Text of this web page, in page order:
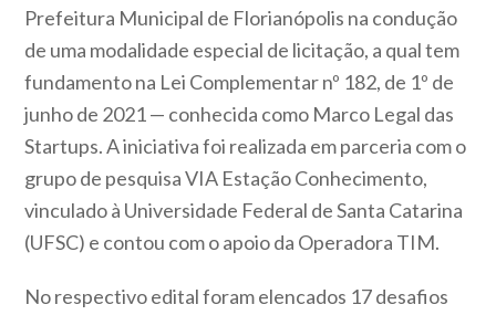
Prefeitura Municipal de Florianópolis na condução
de uma modalidade especial de licitação, a qual tem
fundamento na Lei Complementar nº 182, de 1º de
junho de 2021 — conhecida como Marco Legal das
Startups. A iniciativa foi realizada em parceria com o
grupo de pesquisa VIA Estação Conhecimento,
vinculado à Universidade Federal de Santa Catarina
(UFSC) e contou com o apoio da Operadora TIM.
No respectivo edital foram elencados 17 desafios